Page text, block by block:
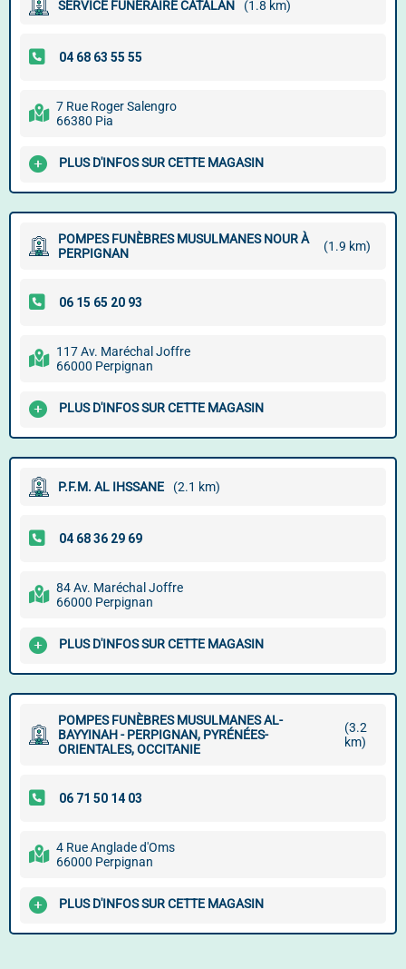
SERVICE FUNÉRAIRE CATALAN (1.8 km)
7 Rue Roger Salengro
66380 Pia
PLUS D'INFOS SUR CETTE MAGASIN
POMPES FUNÈBRES MUSULMANES NOUR À
PERPIGNAN
(1.9 km)
117 Av. Maréchal Joffre
66000 Perpignan
PLUS D'INFOS SUR CETTE MAGASIN
P.F.M. AL IHSSANE (2.1 km)
84 Av. Maréchal Joffre
66000 Perpignan
PLUS D'INFOS SUR CETTE MAGASIN
POMPES FUNÈBRES MUSULMANES AL-
BAYYINAH - PERPIGNAN, PYRÉNÉES-
ORIENTALES, OCCITANIE
(3.2
km)
4 Rue Anglade d'Oms
66000 Perpignan
PLUS D'INFOS SUR CETTE MAGASIN